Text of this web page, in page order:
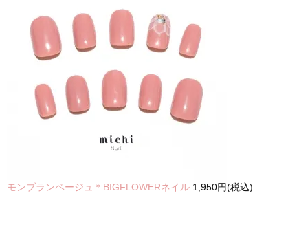
モンブランベージュ＊BIGFLOWERネイル 1,950円(税込)